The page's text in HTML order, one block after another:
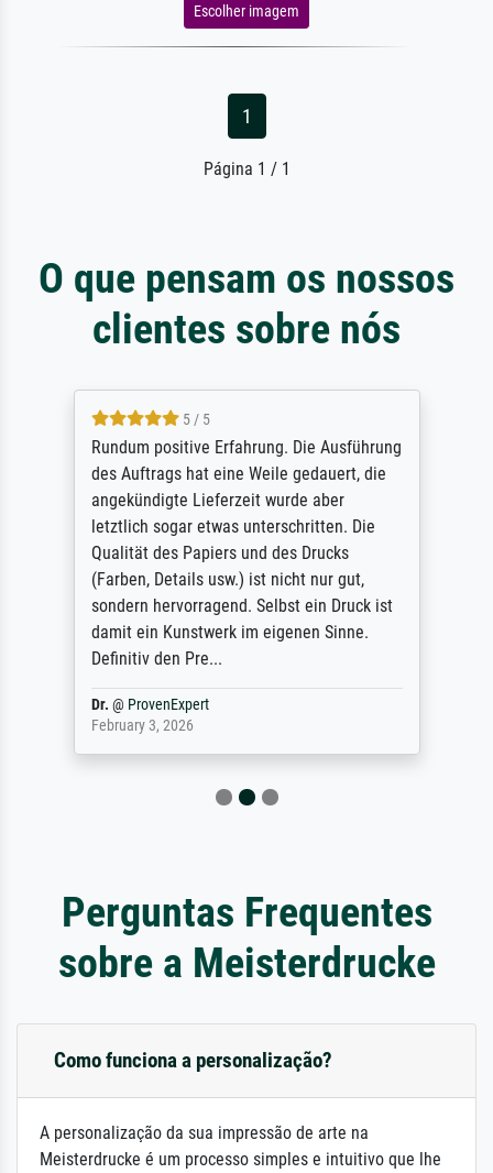
Escolher imagem
1
Página 1 / 1
O que pensam os nossos
clientes sobre nós
5 / 5
Rundum positive Erfahrung. Die Ausführung
des Auftrags hat eine Weile gedauert, die
angekündigte Lieferzeit wurde aber
letztlich sogar etwas unterschritten. Die
Qualität des Papiers und des Drucks
(Farben, Details usw.) ist nicht nur gut,
sondern hervorragend. Selbst ein Druck ist
damit ein Kunstwerk im eigenen Sinne.
Definitiv den Pre...
Dr. @ ProvenExpert
February 3, 2026
Perguntas Frequentes
sobre a Meisterdrucke
Como funciona a personalização?
A personalização da sua impressão de arte na
Meisterdrucke é um processo simples e intuitivo que lhe